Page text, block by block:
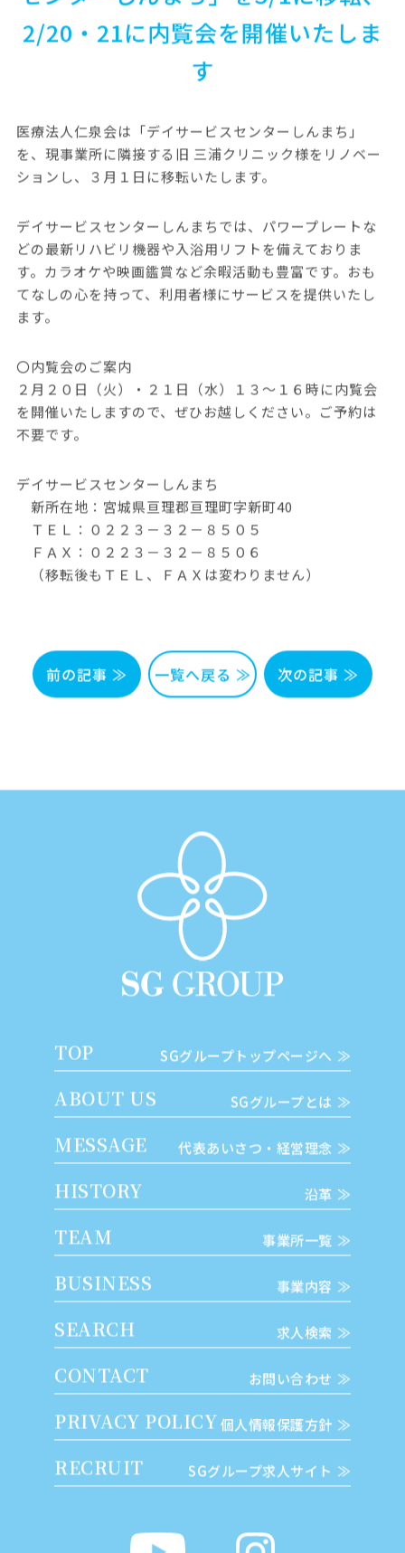
2/20・21に内覧会を開催いたしま
す
医療法人仁泉会は「デイサービスセンターしんまち」
を、現事業所に隣接する旧 三浦クリニック様をリノベー
ションし、３月１日に移転いたします。
デイサービスセンターしんまちでは、パワープレートな
どの最新リハビリ機器や入浴用リフトを備えておりま
す。カラオケや映画鑑賞など余暇活動も豊富です。おも
てなしの心を持って、利用者様にサービスを提供いたし
ます。
〇内覧会のご案内
２月２０日（火）・２１日（水）１３～１６時に内覧会
を開催いたしますので、ぜひお越しください。ご予約は
不要です。
デイサービスセンターしんまち
新所在地：宮城県亘理郡亘理町字新町40
ＴＥＬ：０２２３－３２－８５０５
ＦＡＸ：０２２３－３２－８５０６
（移転後もＴＥＬ、ＦＡＸは変わりません）
前の記事 ≫ 一覧へ戻る ≫ 次の記事 ≫
TOP SGグループトップページへ
ABOUT US SGグループとは
MESSAGE 代表あいさつ・経営理念
HISTORY 沿革
TEAM 事業所一覧
BUSINESS 事業内容
SEARCH 求人検索
CONTACT お問い合わせ
PRIVACY POLICY個人情報保護方針
RECRUIT SGグループ求人サイト